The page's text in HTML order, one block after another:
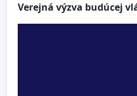
Verejná výzva budúcej